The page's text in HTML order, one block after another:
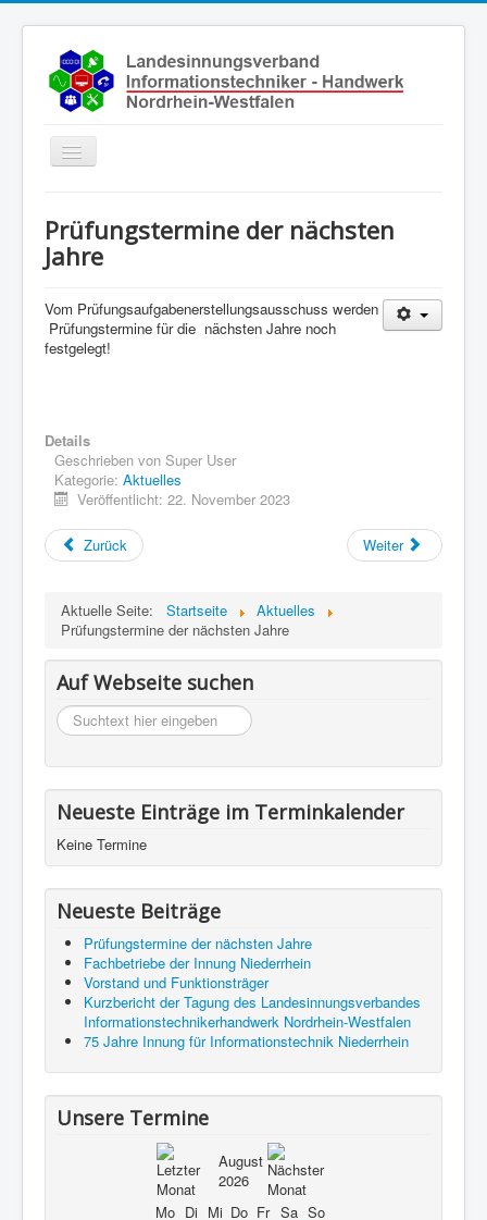
Toggle
Aktuelles
Leistungen
Ausbildung
Links
Impressum
Datenschutz
Prüfungstermine der nächsten
Jahre
Vom Prüfungsaufgabenerstellungsausschuss werden
Prüfungstermine für die nächsten Jahre noch
festgelegt!
Details
Geschrieben von Super User
Kategorie: Aktuelles
Veröffentlicht: 22. November 2023
Zurück Weiter
Aktuelle Seite: Startseite
Aktuelles
Prüfungstermine der nächsten Jahre
Auf Webseite suchen
suchen
Neueste Einträge im Terminkalender
Keine Termine
Neueste Beiträge
Prüfungstermine der nächsten Jahre
Fachbetriebe der Innung Niederrhein
Vorstand und Funktionsträger
Kurzbericht der Tagung des Landesinnungsverbandes
Informationstechnikerhandwerk Nordrhein-Westfalen
75 Jahre Innung für Informationstechnik Niederrhein
Unsere Termine
August
2026
Mo Di Mi Do Fr Sa So